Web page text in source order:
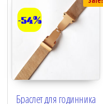
-54%
Браслет для годинника